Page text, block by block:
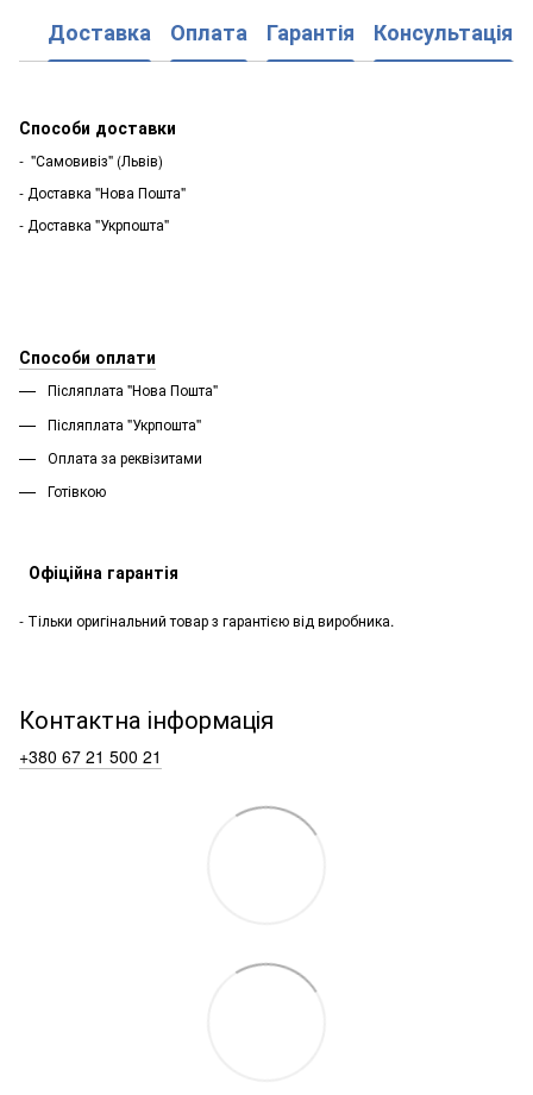
Доставка Оплата Гарантія Консультація
Способи доставки
- "Самовивіз" (Львів)
- Доставка "Нова Пошта"
- Доставка "Укрпошта"
Способи оплати
Післяплата "Нова Пошта"
Післяплата "Укрпошта''
Оплата за реквізитами
Готівкою
Офіційна гарантія
- Тільки оригінальний товар з гарантією від виробника.
Контактна інформація
+380 67 21 500 21